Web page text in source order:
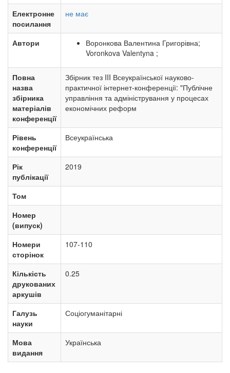
Електронне
посилання
не має
Автори
Воронкова Валентина Григорівна;
Voronkova Valentyna ;
Повна
назва
збірника
матеріалів
конференції
Збірник тез III Всеукраїнської науково-
практичної інтернет-конференції: "Публічне
управління та адміністрування у процесах
економічних реформ
Рівень
конференції
Всеукраїнська
Рік
публікації
2019
Том
Номер
(випуск)
Номери
сторінок
107-110
Кількість
друкованих
аркушів
0.25
Галузь
науки
Соціогуманітарні
Мова
видання
Українська